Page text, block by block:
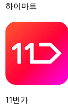
하이마트
11번가